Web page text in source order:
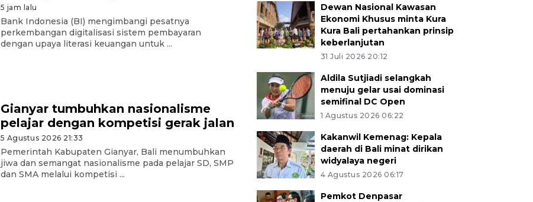
5 jam lalu
Bank Indonesia (BI) mengimbangi pesatnya
perkembangan digitalisasi sistem pembayaran
dengan upaya literasi keuangan untuk ...
Gianyar tumbuhkan nasionalisme
pelajar dengan kompetisi gerak jalan
5 Agustus 2026 21:33
Pemerintah Kabupaten Gianyar, Bali menumbuhkan
jiwa dan semangat nasionalisme pada pelajar SD, SMP
dan SMA melalui kompetisi ...
Dewan Nasional Kawasan
Ekonomi Khusus minta Kura
Kura Bali pertahankan prinsip
keberlanjutan
31 Juli 2026 20:12
Aldila Sutjiadi selangkah
menuju gelar usai dominasi
semifinal DC Open
1 Agustus 2026 06:22
Kakanwil Kemenag: Kepala
daerah di Bali minat dirikan
widyalaya negeri
4 Agustus 2026 06:17
Pemkot Denpasar